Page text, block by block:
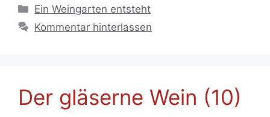
Kategorien
Ein Weingarten entsteht
Kommentar hinterlassen
Der gläserne Wein (10)